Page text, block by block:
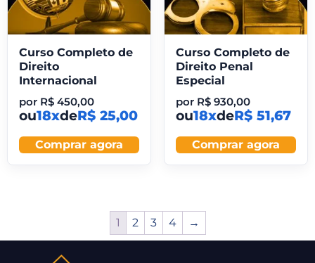
Curso Completo de
Direito
Internacional
por R$ 450,00
ou18xdeR$ 25,00
Comprar agora
Curso Completo de
Direito Penal
Especial
por R$930,00
ou18xdeR$ 51,67
Comprar agora
1 2 3 4 →